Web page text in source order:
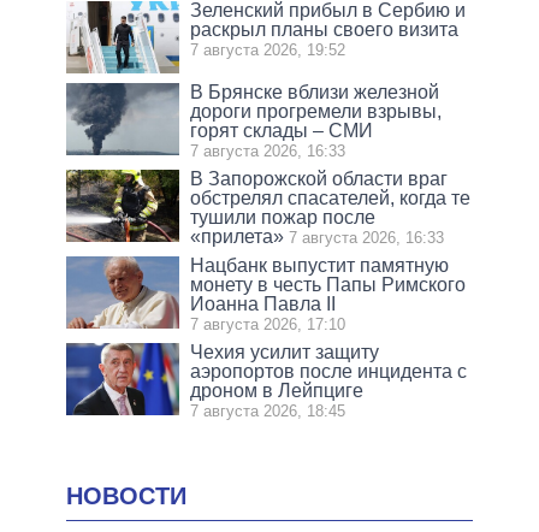
Зеленский прибыл в Сербию и
раскрыл планы своего визита
7 августа 2026, 19:52
В Брянске вблизи железной
дороги прогремели взрывы,
горят склады – СМИ
7 августа 2026, 16:33
В Запорожской области враг
обстрелял спасателей, когда те
тушили пожар после
«прилета» 7 августа 2026, 16:33
Нацбанк выпустит памятную
монету в честь Папы Римского
Иоанна Павла II
7 августа 2026, 17:10
Чехия усилит защиту
аэропортов после инцидента с
дроном в Лейпциге
7 августа 2026, 18:45
НОВОСТИ